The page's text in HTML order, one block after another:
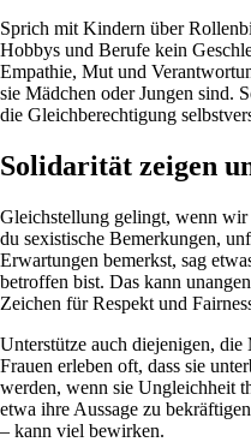
Sprich mit Kindern über
Hobbys und Berufe kein
Empathie, Mut und
sie Mädchen oder Jungen sind.
die Gleichberechtigung
Solidarität zeigen
Gleichstellung gelingt, wenn wir
du sexistische Bemerkungen,
Erwartungen bemerkst, sag
betroffen bist. Das kann
Zeichen für Respekt und
Unterstütze auch diejenigen, die
Frauen erleben oft, dass sie
werden, wenn sie Ungleichheit
etwa ihre Aussage zu
– kann viel bewirken.